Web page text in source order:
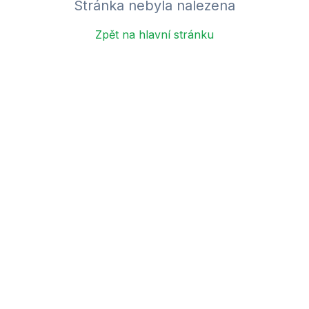
Stránka nebyla nalezena
Zpět na hlavní stránku